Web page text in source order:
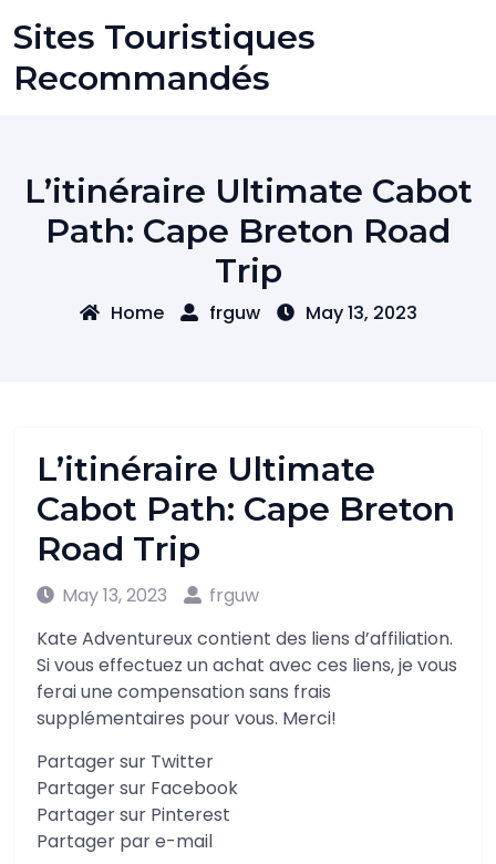
to
content
Sites Touristiques
Recommandés
L’itinéraire Ultimate Cabot
Path: Cape Breton Road
Trip
Home frguw May 13, 2023
L’itinéraire Ultimate
Cabot Path: Cape Breton
Road Trip
May 13, 2023
frguw
Kate Adventureux contient des liens d’affiliation.
Si vous effectuez un achat avec ces liens, je vous
ferai une compensation sans frais
supplémentaires pour vous. Merci!
Partager sur Twitter
Partager sur Facebook
Partager sur Pinterest
Partager par e-mail